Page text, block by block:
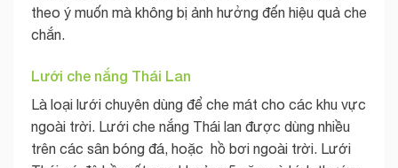
theo ý muốn mà không bị ảnh hưởng đến hiệu quả che
chắn.
Lưới che nắng Thái Lan
Là loại lưới chuyên dùng để che mát cho các khu vực
ngoài trời. Lưới che nắng Thái lan được dùng nhiều
trên các sân bóng đá, hoặc hồ bơi ngoài trời. Lưới